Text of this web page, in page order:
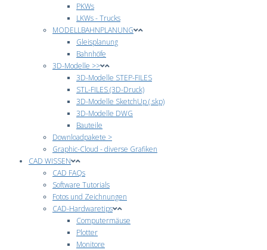
PKWs
LKWs - Trucks
MODELLBAHNPLANUNG
Gleisplanung
Bahnhöfe
3D-Modelle >>
3D-Modelle STEP-FILES
STL-FILES (3D-Druck)
3D-Modelle SketchUp (.skp)
3D-Modelle DWG
Bauteile
Downloadpakete >
Graphic-Cloud - diverse Grafiken
CAD WISSEN
CAD FAQs
Software Tutorials
Fotos und Zeichnungen
CAD-Hardwaretips
Computermäuse
Plotter
Monitore